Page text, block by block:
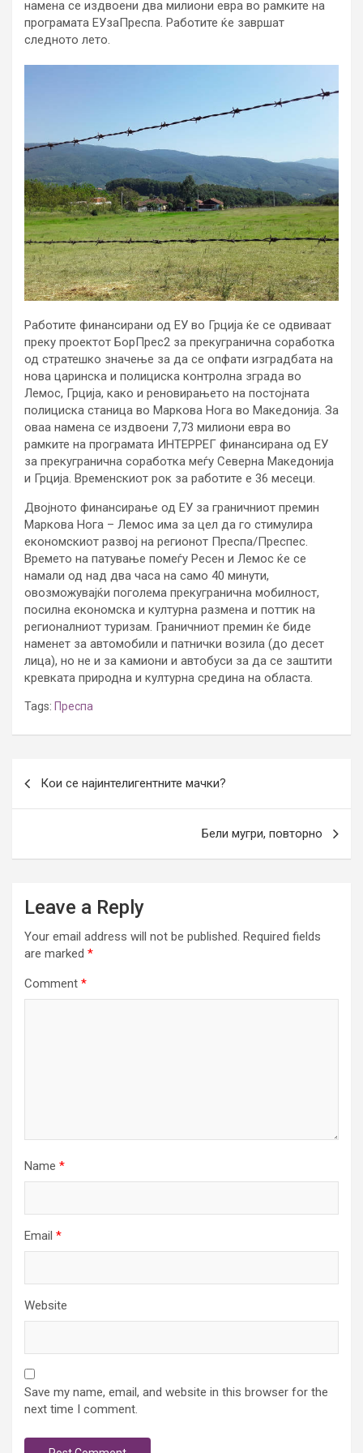
намена се издвоени два милиони евра во рамките на
програмата ЕУзаПреспа. Работите ќе завршат
следното лето.
Работите финансирани од ЕУ во Грција ќе се одвиваат
преку проектот БорПрес2 за прекугранична соработка
од стратешко значење за да се опфати изградбата на
нова царинска и полициска контролна зграда во
Лемос, Грција, како и реновирањето на постојната
полициска станица во Маркова Нога во Македонија. За
оваа намена се издвоени 7,73 милиони евра во
рамките на програмата ИНТЕРРЕГ финансирана од ЕУ
за прекугранична соработка меѓу Северна Македонија
и Грција. Временскиот рок за работите е 36 месеци.
Двојното финансирање од ЕУ за граничниот премин
Маркова Нога – Лемос има за цел да го стимулира
економскиот развој на регионот Преспа/Преспес.
Времето на патување помеѓу Ресен и Лемос ќе се
намали од над два часа на само 40 минути,
овозможувајќи поголема прекугранична мобилност,
посилна економска и културна размена и поттик на
регионалниот туризам. Граничниот премин ќе биде
наменет за автомобили и патнички возила (до десет
лица), но не и за камиони и автобуси за да се заштити
кревката природна и културна средина на областа.
Tags: Преспа
navigation
Кои се најинтелигентните мачки?
Бели мугри, повторно
Leave a Reply
Your email address will not be published. Required fields
are marked *
Comment *
Name *
Email *
Website
Save my name, email, and website in this browser for the
next time I comment.